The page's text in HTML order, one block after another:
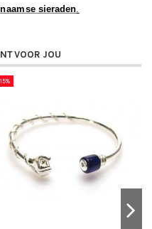
sieraden
VOOR JOU